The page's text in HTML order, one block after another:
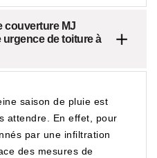
couverture MJ
de toiture à
saison de pluie est
attendre. En effet, pour
par une infiltration
des mesures de